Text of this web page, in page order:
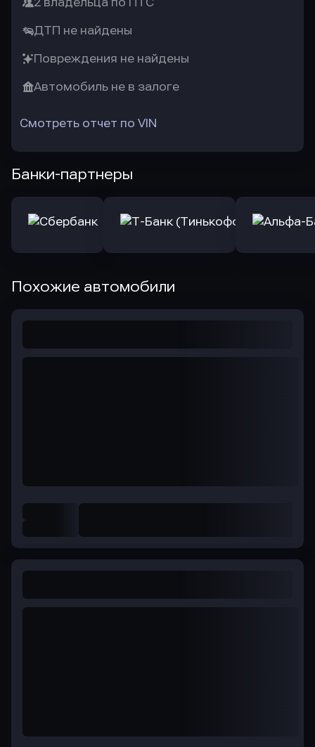
ДТП не найдены
Повреждения не найдены
Автомобиль не в залоге
Смотреть отчет по VIN
Банки-партнеры
Похожие автомобили